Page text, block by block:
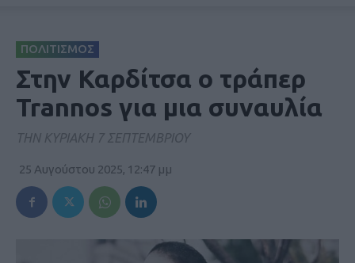
ΠΟΛΙΤΙΣΜΟΣ
Στην Καρδίτσα ο τράπερ
Trannos για μια συναυλία
ΤΗΝ ΚΥΡΙΑΚΗ 7 ΣΕΠΤΕΜΒΡΙΟΥ
25 Αυγούστου 2025, 12:47 μμ